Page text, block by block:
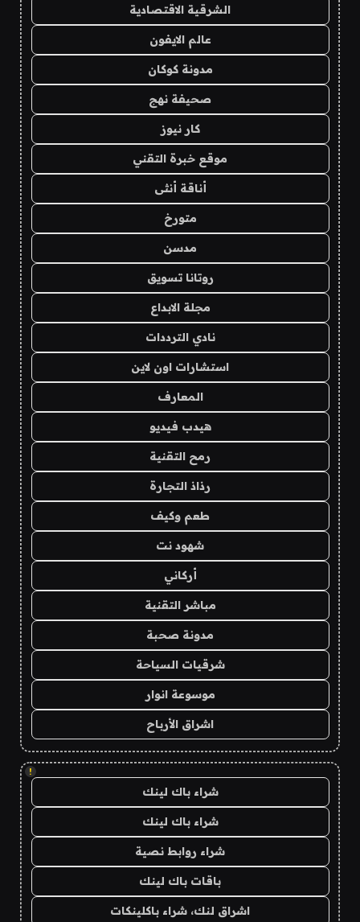
الشرقية الاقتصادية
عالم الايفون
مدونة كوكان
صحيفة نهج
كار نيوز
موقع خبرة التقني
أناقة أنثى
متورخ
مدسن
روتانا تسويق
مجلة الابداع
نادي الترددات
استشارات اون لاين
المعارف
هيدب فيديو
رمح التقنية
رذاذ التجارة
طعم وكيف
شهود نت
أركاني
مباشر التقنية
مدونة صحبة
شرقيات السياحة
موسوعة انوار
اشراق الأرباح
!
شراء باك لينك
شراء باك لينك
شراء روابط نصية
باقات باك لينك
اشراق لنك، شراء باكلينكات